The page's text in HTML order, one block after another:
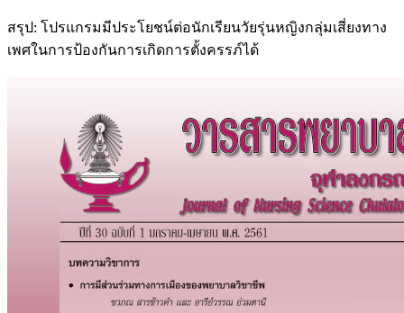
สรุป: โปรแกรมมีประโยชน์ต่อนักเรียนวัยรุ่นหญิงกลุ่มเสี่ยงทาง
เพศในการป้องกันการเกิดการตั้งครรภ์ได้